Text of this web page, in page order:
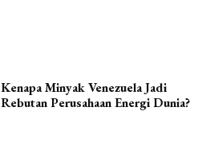
Kenapa Minyak Venezuela Jadi
Rebutan Perusahaan Energi Dunia?